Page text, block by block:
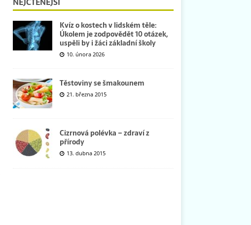
Kvíz o kostech v lidském těle:
Úkolem je zodpovědět 10 otázek,
uspěli by i žáci základní školy
10. února 2026
Těstoviny se šmakounem
21. března 2015
Cizrnová polévka – zdraví z
přírody
13. dubna 2015